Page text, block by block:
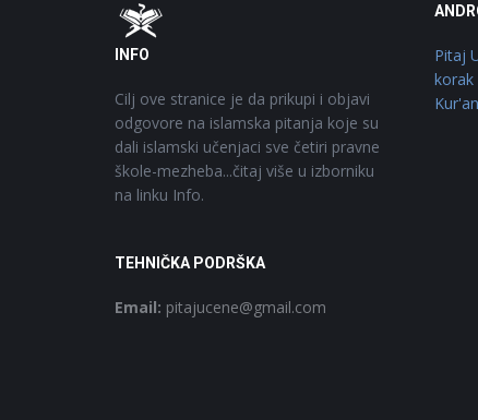
Footer
INFO
Cilj ove stranice je da prikupi i objavi
odgovore na islamska pitanja koje su
dali islamski učenjaci sve četiri pravne
škole-mezheba...čitaj više u izborniku
na linku Info.
TEHNIČKA PODRŠKA
Email: pitajucene@gmail.com
Pitaj
korak